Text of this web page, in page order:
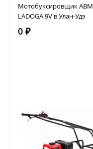
Мотобуксировщик АВМ
LADOGA 9V в Улан-Удэ
0 ₽